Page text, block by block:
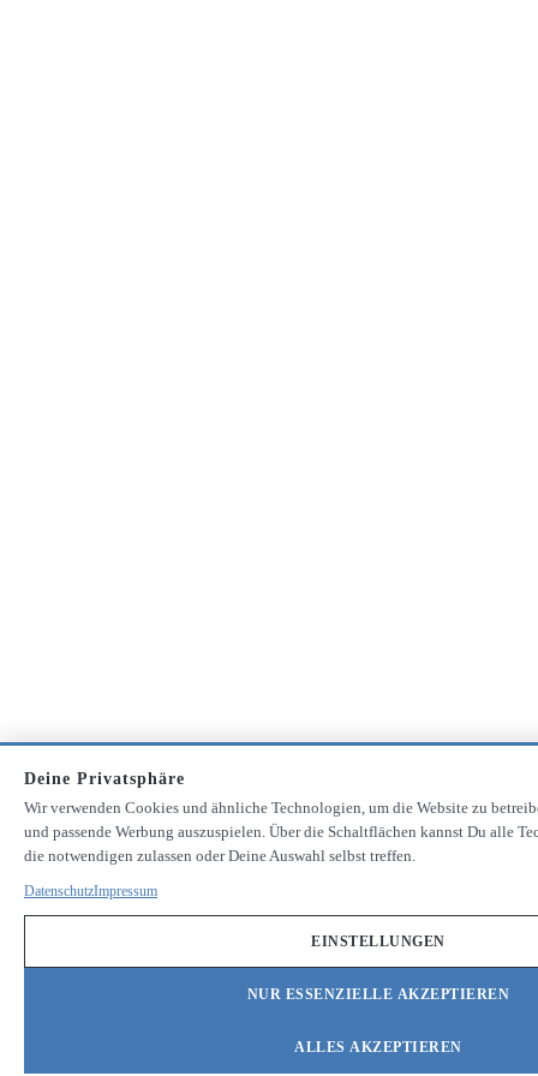
Deine Privatsphäre
Wir verwenden Cookies und ähnliche Technologien, um die Website zu
und passende Werbung auszuspielen. Über die Schaltflächen kannst Du alle
die notwendigen zulassen oder Deine Auswahl selbst treffen.
DatenschutzImpressum
EINSTELLUNGEN
NUR ESSENZIELLE AKZEPTIEREN
ALLES AKZEPTIEREN